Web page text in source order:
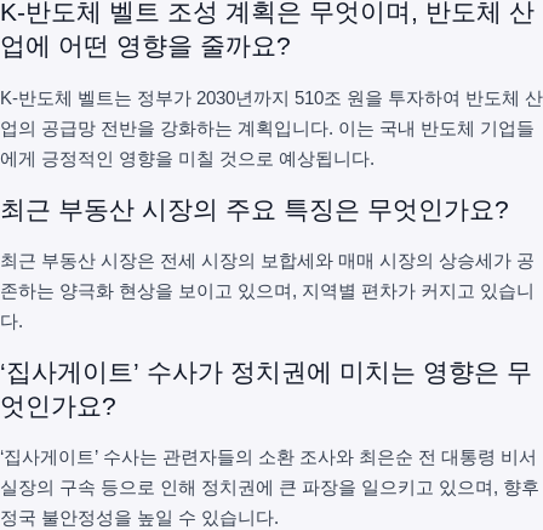
K-반도체 벨트 조성 계획은 무엇이며, 반도체 산
업에 어떤 영향을 줄까요?
K-반도체 벨트는 정부가 2030년까지 510조 원을 투자하여 반도체 산
업의 공급망 전반을 강화하는 계획입니다. 이는 국내 반도체 기업들
에게 긍정적인 영향을 미칠 것으로 예상됩니다.
최근 부동산 시장의 주요 특징은 무엇인가요?
최근 부동산 시장은 전세 시장의 보합세와 매매 시장의 상승세가 공
존하는 양극화 현상을 보이고 있으며, 지역별 편차가 커지고 있습니
다.
‘집사게이트’ 수사가 정치권에 미치는 영향은 무
엇인가요?
‘집사게이트’ 수사는 관련자들의 소환 조사와 최은순 전 대통령 비서
실장의 구속 등으로 인해 정치권에 큰 파장을 일으키고 있으며, 향후
정국 불안정성을 높일 수 있습니다.